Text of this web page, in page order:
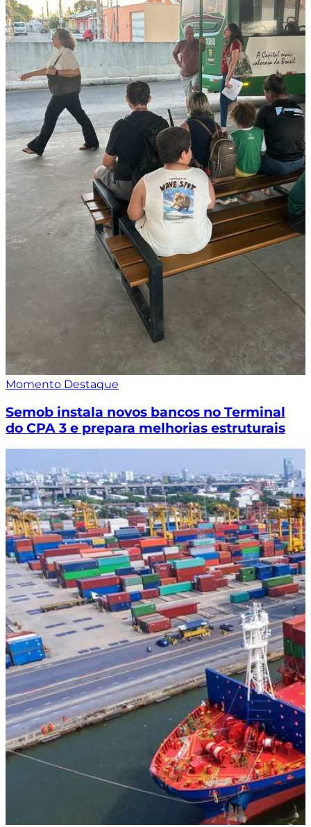
Momento Destaque
Semob instala novos bancos no Terminal
do CPA 3 e prepara melhorias estruturais